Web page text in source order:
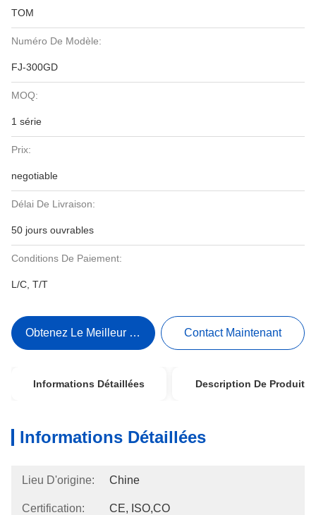
TOM
Numéro De Modèle:
FJ-300GD
MOQ:
1 série
Prix:
negotiable
Délai De Livraison:
50 jours ouvrables
Conditions De Paiement:
L/C, T/T
Obtenez Le Meilleur Prix Contact Maintenant
Informations Détaillées Description De Produit
Informations Détaillées
Lieu D'origine: Chine
Certification: CE, ISO,CO